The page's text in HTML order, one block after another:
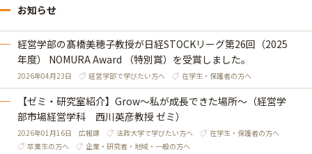
お知らせ
経営学部の髙橋美穂子教授が日経STOCKリーグ第26回（2025
年度） NOMURA Award （特別賞）を受賞しました。
2026年04月23日 経営学部で学びたい方へ 在学生・保護者の方へ
【ゼミ・研究室紹介】Grow～私が成長できた場所～（経営学
部市場経営学科 西川英彦教授 ゼミ）
2026年01月16日 広報課 法政大学で学びたい方へ
在学生・保護者の方へ
卒業生の方へ
企業・研究者・地域・一般の方へ